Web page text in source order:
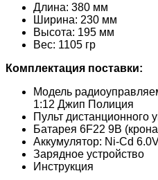
Длина: 380 мм
Ширина: 230 мм
Высота: 195 мм
Вес: 1105 гр
Комплектация поставки:
Модель
1:12 Джип Полиция
Пульт дистанционного
Батарея 6F22 9В
Аккумулятор: Ni-Cd
Зарядное устройство
Инструкция